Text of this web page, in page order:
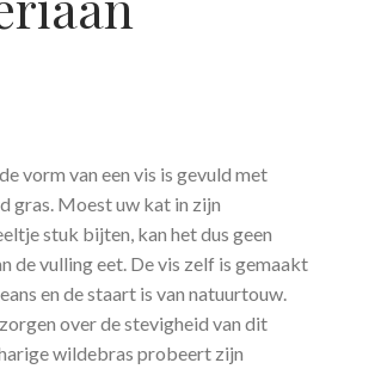
vorm van een vis is gevuld met
gras. Moest uw kat in zijn
stuk bijten, kan het dus geen
de vulling eet. De vis zelf is gemaakt
en de staart is van natuurtouw.
over de stevigheid van dit
wildebras probeert zijn